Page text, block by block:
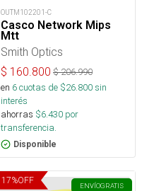
OUTM102201-C
Casco Network Mips
Mtt
Smith Optics
$ 160.800 $206.990
en 6cuotas de $26.800sin
interés
ahorras $6.430 por
transferencia.
Disponible
17%OFF
ENVÍOGRATIS